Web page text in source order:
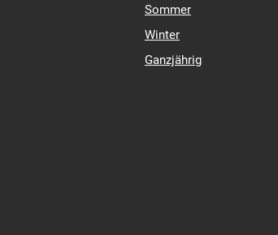
Sommer
Winter
Ganzjährig